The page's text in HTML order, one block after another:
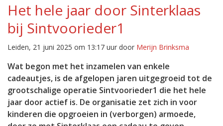
Het hele jaar door Sinterklaas
bij Sintvoorieder1
Leiden, 21 juni 2025 om 13:17 uur door Merijn Brinksma
Wat begon met het inzamelen van enkele
cadeautjes, is de afgelopen jaren uitgegroeid tot de
grootschalige operatie Sintvoorieder1 die het hele
jaar door actief is. De organisatie zet zich in voor
kinderen die opgroeien in (verborgen) armoede,